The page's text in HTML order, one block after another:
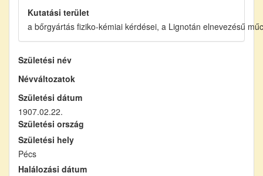
Kutatási terület
a bőrgyártás fiziko-kémiai kérdései, a Lignotán elnevezésű
Születési név
Névváltozatok
Születési dátum
1907.02.22.
Születési ország
Születési hely
Pécs
Halálozási dátum